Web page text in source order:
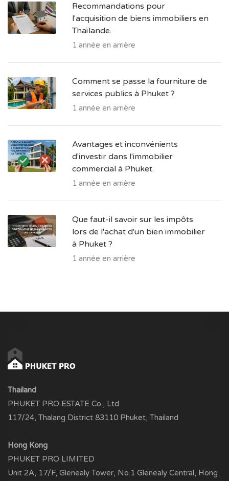
Recommandations pour
l'acquisition de biens immobiliers en
Thaïlande.
1 année en arrière
Comment se passe la fourniture de
services publics à Phuket ?
1 année en arrière
Avantages et inconvénients
d'investir dans l'immobilier
commercial à Phuket.
1 année en arrière
Que faut-il savoir sur les impôts
lors de l'achat d'un bien immobilier
à Phuket ?
1 année en arrière
Thailand
PHUKET PRO ESTATE Co., Ltd
117/24, Thalang District 83110 Phuket, Thailand
Hong Kong
PHUKET PRO LIMITED
Unit 2A, 17/F, Glenealy Tower, No.1 Glenealy Central, Hong